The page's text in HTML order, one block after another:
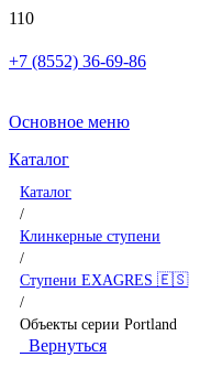
+7 (8552) 36-69-86
Основное меню
Каталог
Каталог
/
Клинкерные ступени
/
Ступени EXAGRES 🇪🇸
/
Объекты серии Portland
Вернуться